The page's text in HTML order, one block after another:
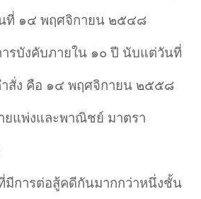
ที่ ๑๔ พฤศจิกายน ๒๕๔๘
ารบังคับภายใน ๑๐ ปี นับแต่วันที่
สั่ง คือ ๑๔ พฤศจิกายน ๒๕๕๘
ยแพ่งและพาณิชย์ มาตรา
การต่อสู้คดีกันมากกว่าหนึ่งชั้น